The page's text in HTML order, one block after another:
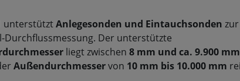
unterstütztAnlegesonden und Eintauchsonden zur
Durchflussmessung. Der unterstützte
liegt zwischen 8 mm und ca. 9.900 mm
Außendurchmesservon 10 mm bis 10.000 mm